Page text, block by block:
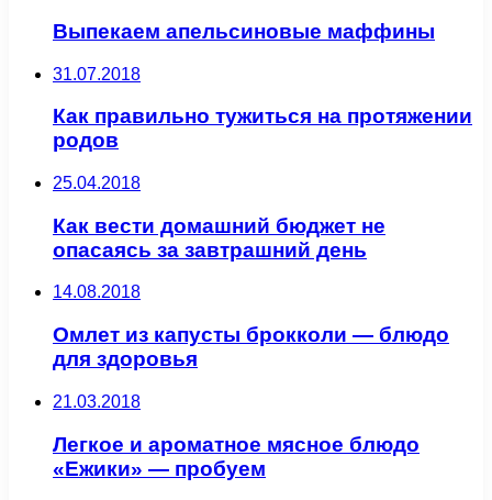
Выпекаем апельсиновые маффины
31.07.2018
Как правильно тужиться на протяжении
родов
25.04.2018
Как вести домашний бюджет не
опасаясь за завтрашний день
14.08.2018
Омлет из капусты брокколи — блюдо
для здоровья
21.03.2018
Легкое и ароматное мясное блюдо
«Ежики» — пробуем